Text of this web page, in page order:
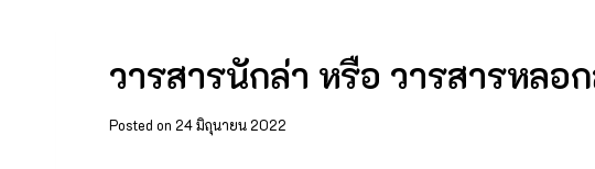
วารสารนักล่า หรือ วารสารหลอ
Posted on 24 มิถุนายน 2022